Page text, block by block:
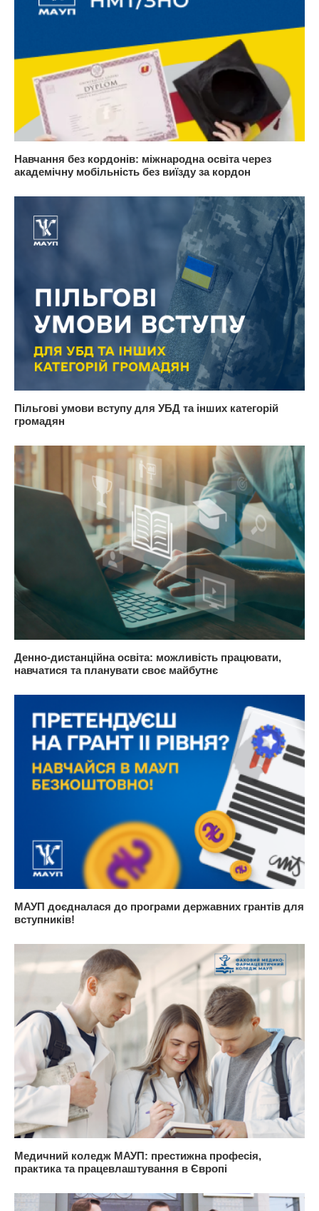
Навчання без кордонів: міжнародна освіта через
академічну мобільність без виїзду за кордон
Пільгові умови вступу для УБД та інших категорій
громадян
Денно-дистанційна освіта: можливість працювати,
навчатися та планувати своє майбутнє
МАУП доєдналася до програми державних грантів для
вступників!
Медичний коледж МАУП: престижна професія,
практика та працевлаштування в Європі